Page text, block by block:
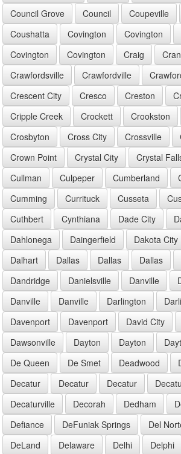
Council Grove
Council Coupeville
Coushatta
Covington Covington
Covington
Covington Craig
Crawfordsville
Crawfordville
Crescent City
Cresco Creston
Cripple Creek
Crockett Crookston
Crosbyton
Cross City Crossville
Crown Point
Crystal City Crystal
Cullman
Culpeper Cumberland
Cumming
Currituck Cusseta
Cuthbert
Cynthiana Dade City
Dahlonega
Daingerfield Dakota City
Dalhart
Dallas Dallas Dallas
Dandridge
Danielsville Danville
Danville
Danville Darlington
Davenport
Davenport David City
Dawsonville
Dayton Dayton
De Queen
De Smet Deadwood
Decatur
Decatur Decatur
Decaturville
Decorah Dedham
Defiance
DeFuniak Springs Del
DeLand
Delaware Delhi Delphi